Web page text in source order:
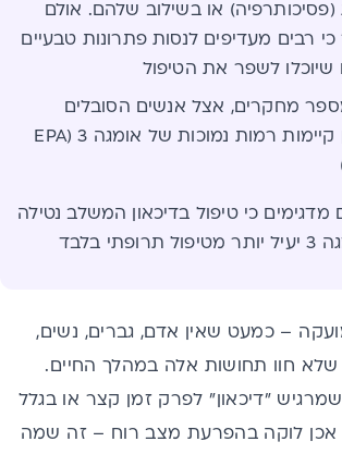
או בשילוב שלהם. אולם
רבים מעדיפים לנסות פתרונות טבעיים
שיוכלו לשפר את הטיפול
מחקרים, אצל אנשים הסובלים
מדיכאון קיימות רמות נמוכות של אומגה 3 (EPA
כי טיפול בדיכאון המשלב נטילה
בלבד
– כמעט שאין אדם, גברים, נשים,
שלא חוו תחושות אלה במהלך החיים.
"דיכאון" לפרק זמן קצר או בגלל
אכן לוקה בהפרעת מצב רוח – זה שמה